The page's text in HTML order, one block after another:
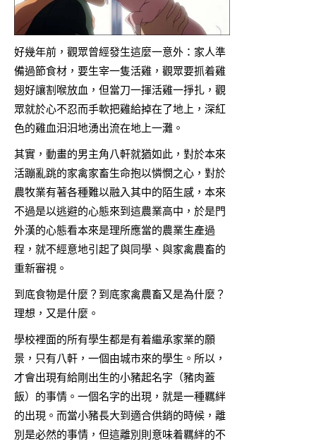
好幾年前，觀眾曾經發生這麼一意外：家人準
備過節食材，要生宰一隻活雞，觀眾要抓着雞
翅好讓割喉放血，但當刀一揮活雞一掙扎，觀
眾就於心不忍而手軟把雞給掉在了地上，深紅
色的雞血汩汩地湧出流在地上一灘。
其實，動畫的男主角八軒就猶如此，對於本來
活蹦亂跳的家禽家畜生命抱以憐憫之心，對於
農牧業有著各種難以融入其中的陌生感，本來
不過是以逃避的心態來到這農業高中，於是門
外漢的心態看本來是理所應當的農業生產過
程，就不經意地引起了與同學、與家禽農畜的
重新審視。
到底食物是什麼？到底家禽農畜又是為什麼？
理想，又是什麼。
學校裡面的所有學生都是有着繼承家業的願
景，只有八軒，一個由城市來的學生。所以，
才會出現有給剛出生的小豬起名字（豬肉蓋
飯）的事情。一個名字的出現，就是一種羈絆
的出現。而當小豬長大到適合供銷的時候，離
別是必然的事情，但這離別則意味着羈絆的不